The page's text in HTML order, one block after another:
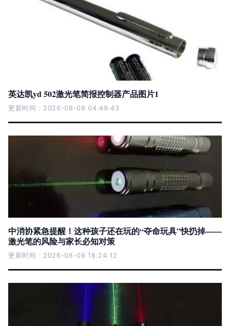
英达凯yd 502激光笔简报控制器产品图片1
更新时间：2026-08-08 04:49:43
中消协紧急提醒！这种孩子还在玩的“夺命玩具”快扔掉——
激光笔的风险与家长必知对策
更新时间：2026-08-08 18:24:12